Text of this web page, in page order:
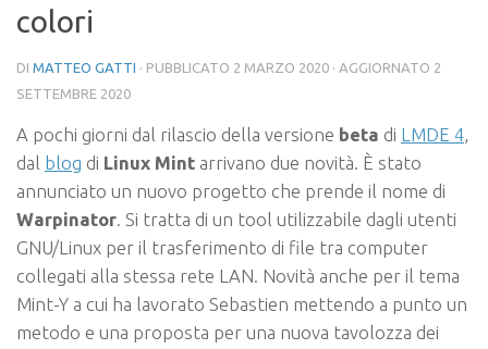
colori
DI MATTEO GATTI · PUBBLICATO 2 MARZO 2020 · AGGIORNATO 2
SETTEMBRE 2020
A pochi giorni dal rilascio della versione beta di LMDE 4,
dal blog di Linux Mint arrivano due novità. È stato
annunciato un nuovo progetto che prende il nome di
Warpinator. Si tratta di un tool utilizzabile dagli utenti
GNU/Linux per il trasferimento di file tra computer
collegati alla stessa rete LAN. Novità anche per il tema
Mint-Y a cui ha lavorato Sebastien mettendo a punto un
metodo e una proposta per una nuova tavolozza dei